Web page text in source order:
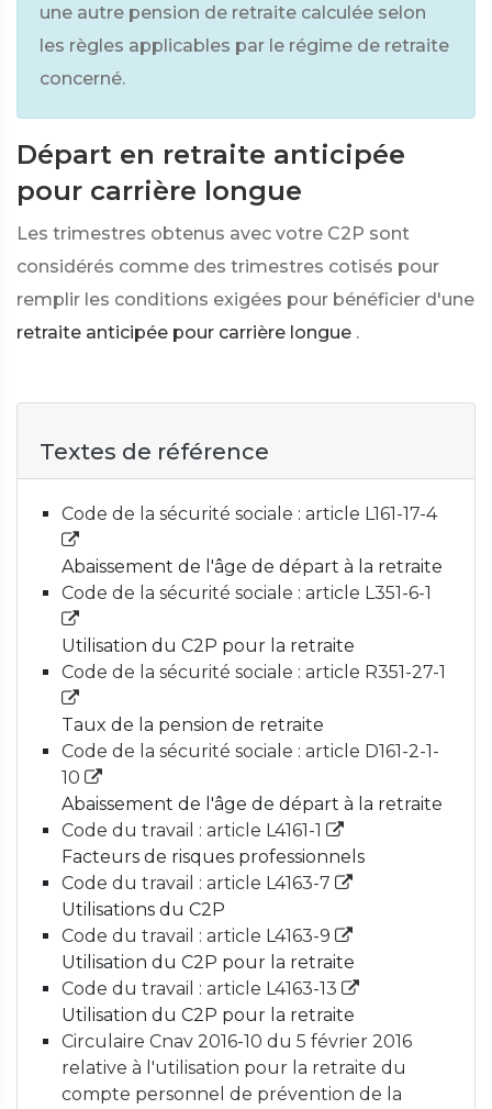
une autre pension de retraite calculée selon
les règles applicables par le régime de retraite
concerné.
Départ en retraite anticipée
pour carrière longue
Les trimestres obtenus avec votre C2P sont
considérés comme des trimestres cotisés pour
remplir les conditions exigées pour bénéficier d'une
retraite anticipée pour carrière longue .
Textes de référence
Code de la sécurité sociale : article L161-17-4
Abaissement de l'âge de départ à la retraite
Code de la sécurité sociale : article L351-6-1
Utilisation du C2P pour la retraite
Code de la sécurité sociale : article R351-27-1
Taux de la pension de retraite
Code de la sécurité sociale : article D161-2-1-
10
Abaissement de l'âge de départ à la retraite
Code du travail : article L4161-1
Facteurs de risques professionnels
Code du travail : article L4163-7
Utilisations du C2P
Code du travail : article L4163-9
Utilisation du C2P pour la retraite
Code du travail : article L4163-13
Utilisation du C2P pour la retraite
Circulaire Cnav 2016-10 du 5 février 2016
relative à l'utilisation pour la retraite du
compte personnel de prévention de la